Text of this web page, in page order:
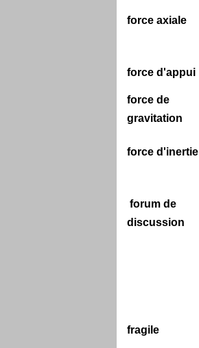
force axiale
force d'appui
force de
gravitation
force d'inertie
forum de
discussion
fragile